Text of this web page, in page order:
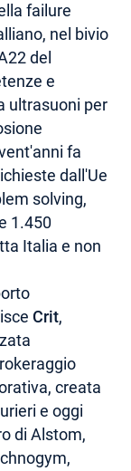
failure
nel bivio
del
e
ultrasuoni per
fa
dall'Ue
solving,
1.450
Italia e non
Crit,
creata
e oggi
di Alstom,